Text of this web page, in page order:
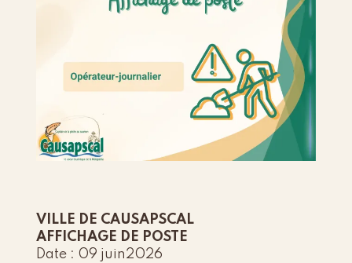
VILLE DE CAUSAPSCAL
AFFICHAGE DE POSTE
Date : 09 juin2026